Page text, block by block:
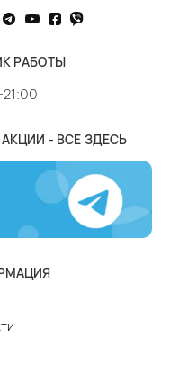
РАБОТЫ
- ВСЕ ЗДЕСЬ